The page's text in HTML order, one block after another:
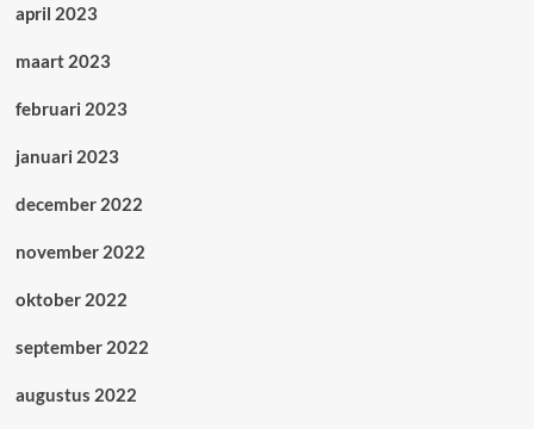
april 2023
maart 2023
februari 2023
januari 2023
december 2022
november 2022
oktober 2022
september 2022
augustus 2022